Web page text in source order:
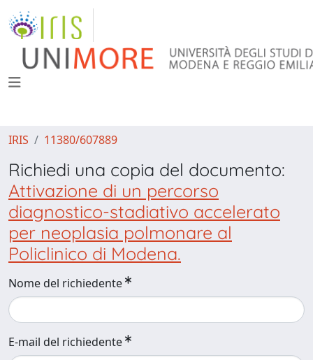
IRIS 11380/607889
Richiedi una copia del documento:
Attivazione di un percorso
diagnostico-stadiativo accelerato
per neoplasia polmonare al
Policlinico di Modena.
Nome del richiedente
E-mail del richiedente